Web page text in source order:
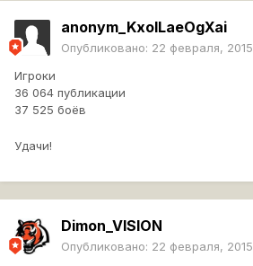
anonym_KxoILaeOgXai
Опубликовано: 22 февраля, 2015
Игроки
36 064 публикации
37 525 боёв
Удачи!
Dimon_VISION
Опубликовано: 22 февраля, 2015